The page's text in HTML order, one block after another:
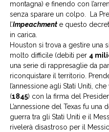
montagna) e finendo con
senza sparare un colpo. La
l’Impeachmente questo
in carica.
Houston si trova a gestire una
molto difficile (debiti per 4
una serie di rappresaglie da
riconquistare il territorio.
l’annessione agli Stati Uniti,
(1845) con la firma del
L’annessione del Texas fu una
guerra tra gli Stati Uniti e il
rivelerà disastroso per il